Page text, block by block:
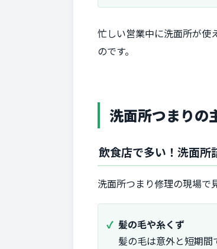
忙しい営業中に洗面所が使
のです。
洗面所つまりの
飲食店で多い！洗面所
洗面所つまり修理の現場で
髪の毛や糸くず
髪の毛は意外と短期間